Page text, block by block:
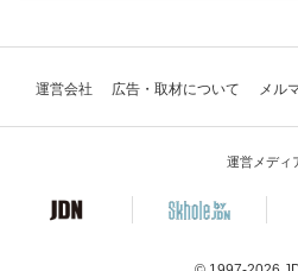
運営会社 広告・取材について メル
運営メディ